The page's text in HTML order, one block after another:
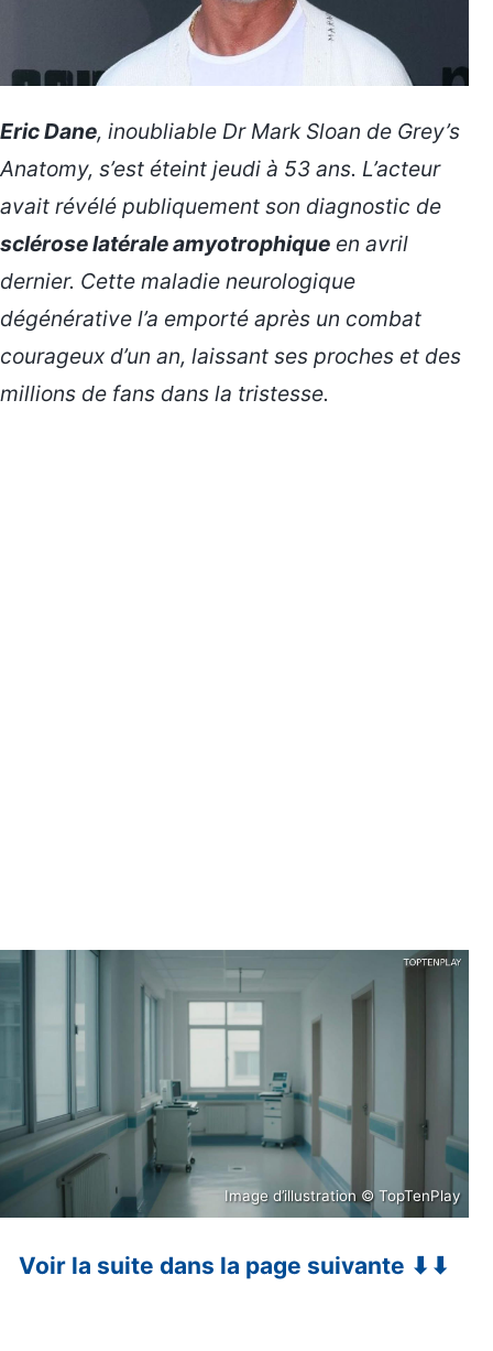
Eric Dane, inoubliable Dr Mark Sloan de Grey’s
Anatomy, s’est éteint jeudi à 53 ans. L’acteur
avait révélé publiquement son diagnostic de
sclérose latérale amyotrophique en avril
dernier. Cette maladie neurologique
dégénérative l’a emporté après un combat
courageux d’un an, laissant ses proches et des
millions de fans dans la tristesse.
Image d’illustration © TopTenPlay
Voir la suite dans la page suivante ⬇⬇